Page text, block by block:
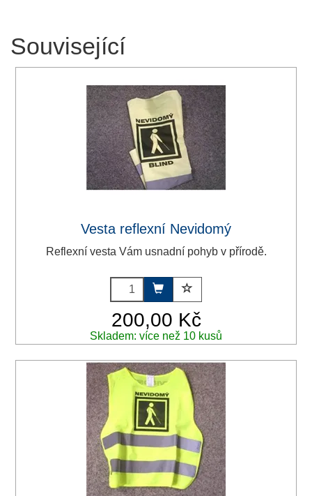
Související
Vesta reflexní Nevidomý
Reflexní vesta Vám usnadní pohyb v přírodě.
200,00 Kč
Skladem: více než 10 kusů